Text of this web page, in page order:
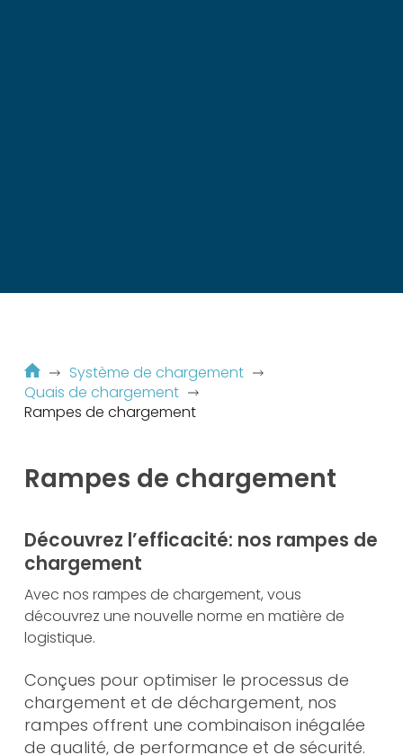
Système de chargement
Quais de chargement
Rampes de chargement
Rampes de chargement
Découvrez l’efficacité: nos rampes de
chargement
Avec nos rampes de chargement, vous
découvrez une nouvelle norme en matière de
logistique.
Conçues pour optimiser le processus de
chargement et de déchargement, nos
rampes offrent une combinaison inégalée
de qualité, de performance et de sécurité.